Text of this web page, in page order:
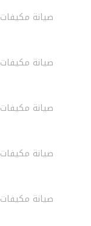
صيانة مكيفات
صيانة مكيفات
صيانة مكيفات
صيانة مكيفات
صيانة مكيفات